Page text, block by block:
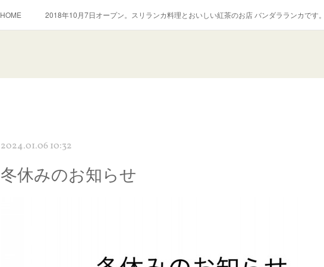
HOME 2018年10月7日オープン。スリランカ料理とおいしい紅茶のお店 バンダラランカです。
2024.01.06 10:32
冬休みのお知らせ